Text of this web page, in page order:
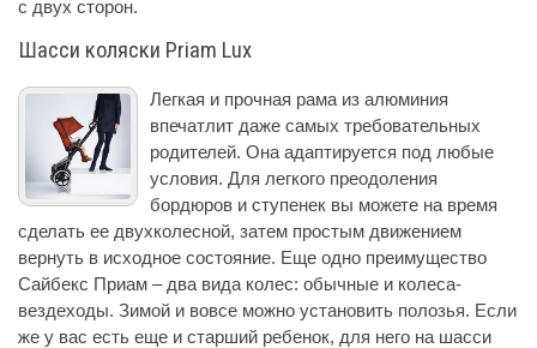
с двух сторон.
Шасси коляски Priam Lux
Легкая и прочная рама из алюминия
впечатлит даже самых требовательных
родителей. Она адаптируется под любые
условия. Для легкого преодоления
бордюров и ступенек вы можете на время
сделать ее двухколесной, затем простым движением
вернуть в исходное состояние. Еще одно преимущество
Сайбекс Приам – два вида колес: обычные и колеса-
вездеходы. Зимой и вовсе можно установить полозья. Если
же у вас есть еще и старший ребенок, для него на шасси